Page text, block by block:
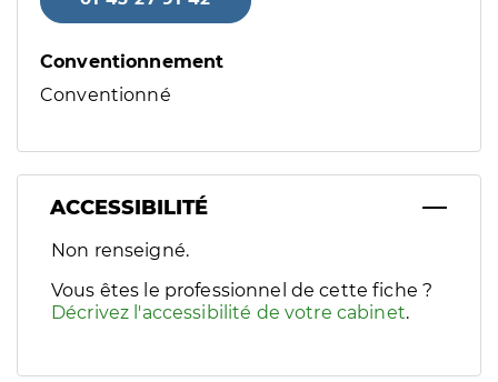
Conventionnement
Conventionné
ACCESSIBILITÉ
Filtres
Sélectionnez un ou plusieurs handicaps/besoins
Non renseigné.
Vous êtes le professionnel de cette fiche ?
Décrivez l'accessibilité de votre cabinet.